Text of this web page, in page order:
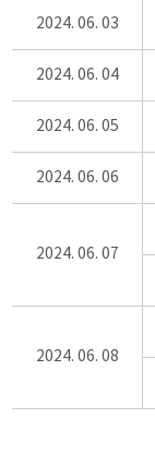
2024. 06. 03
2024. 06. 04
2024. 06. 05
2024. 06. 06
2024. 06. 07
2024. 06. 08